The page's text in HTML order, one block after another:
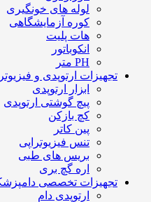
لوله های خونگیری
کوره آزمایشگاهی
هات پلیت
انکوباتور
PH متر
تجهیزات ارتوپدی و
ابزار ارتوپدی
پیچ گوشتی ارتوپدی
کچ بازکن
پین کاتر
تنس فیزیوتراپی
بریس های طبی
اره گچ بری
تجهیزات تخصصی
ارتوپدی دام